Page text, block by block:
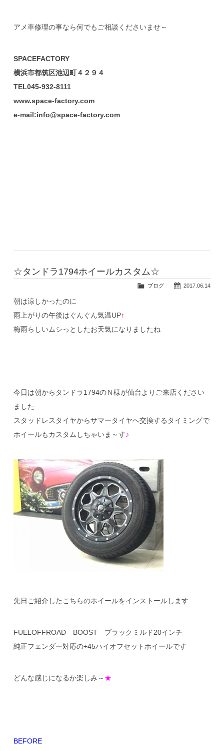
アメ車修理の事なら何でもご相談くださいませ～
SPACEFACTORY
横浜市都筑区池辺町４２９４
TEL045-932-8111
www.space-factory.com
e-mail:info@space-factory.com
☆タンドラ1794ホイールカスタム☆
2017.06.14
ブログ
朝は涼しかったのに
雨上がりの午後はぐんぐん気温UP↑
梅雨らしいムシっとしたお天気になりましたね
今日は朝からタンドラ1794のＮ様が仙台よりご来店ください
ました
スタッドレスタイヤからサマータイヤへ交換するタイミングで
ホイールもカスタムしちゃいま～す♪
先日ご紹介したこちらのホイールをインストールします
FUELOFFROAD BOOST ブラックミルド20インチ
純正フェンダー対応の+45ハイオフセットホイールです
どんな感じになるか楽しみ～ ★
BEFORE